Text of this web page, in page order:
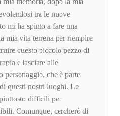
mia memoria, dopo la mia
tra le nuove
mi ha spinto a fare una
mia vita terrena per riempire
questo piccolo pezzo di
e lasciare alle
personaggio, che è parte
questi nostri luoghi. Le
difficili per
Comunque, cercherò di